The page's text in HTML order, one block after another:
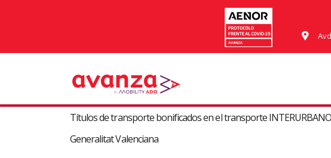
Títulos de transporte bonificados en el transporte
Generalitat Valenciana